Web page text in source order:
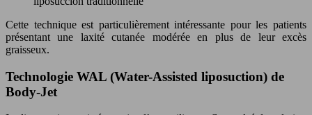
Cette technique est particulièrement intéressante pour les patients
présentant une laxité cutanée modérée en plus de leur excès
graisseux.
Technologie WAL (Water-Assisted liposuction) de
Body-Jet